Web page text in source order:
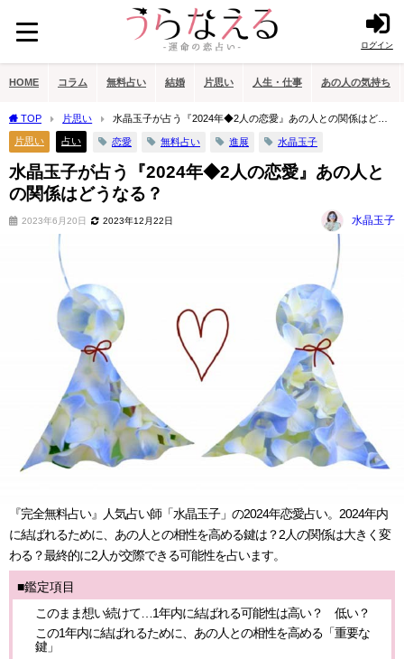
ログイン
HOME コラム 無料占い 結婚 片思い 人生・仕事 あの人の気持ち
TOP 片思い
水晶玉子が占う『2024年◆2人の恋愛』あの人との関係はどう
なる？
片思い 占い 恋愛 無料占い 進展 水晶玉子
水晶玉子が占う『2024年◆2人の恋愛』あの人と
の関係はどうなる？
2023年6月20日 2023年12月22日 水晶玉子
『完全無料占い』人気占い師「水晶玉子」の2024年恋愛占い。2024年内
に結ばれるために、あの人との相性を高める鍵は？2人の関係は大きく変
わる？最終的に2人が交際できる可能性を占います。
■鑑定項目
このまま想い続けて…1年内に結ばれる可能性は高い？ 低い？
この1年内に結ばれるために、あの人との相性を高める「重要な
鍵」